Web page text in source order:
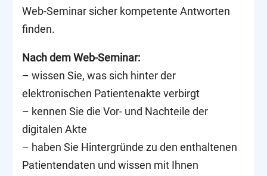
Web-Seminar sicher kompetente Antworten
finden.
Nach dem Web-Seminar:
– wissen Sie, was sich hinter der
elektronischen Patientenakte verbirgt
– kennen Sie die Vor- und Nachteile der
digitalen Akte
– haben Sie Hintergründe zu den enthaltenen
Patientendaten und wissen mit Ihnen